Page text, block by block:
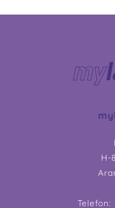
H-
Telefon: